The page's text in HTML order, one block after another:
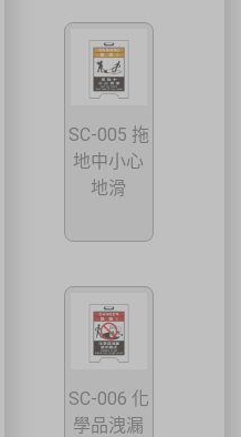
SC-005 拖
地中小心
地滑
SC-006 化
學品洩漏